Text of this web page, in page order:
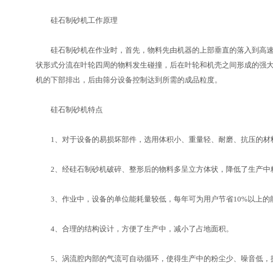
硅石制砂机工作原理
硅石制砂机在作业时，首先，物料先由机器的上部垂直的落入到高
状形式分流在叶轮四周的物料发生碰撞，后在叶轮和机壳之间形成的强
机的下部排出，后由筛分设备控制达到所需的成品粒度。
硅石制砂机特点
1、对于设备的易损坏部件，选用体积小、重量轻、耐磨、抗压的材
2、经硅石制砂机破碎、整形后的物料多呈立方体状，降低了生产中
3、作业中，设备的单位能耗量较低，每年可为用户节省10%以上的
4、合理的结构设计，方便了生产中，减小了占地面积。
5、涡流腔内部的气流可自动循环，使得生产中的粉尘少、噪音低，